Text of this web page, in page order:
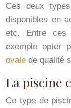
Ces deux
disponibles en
etc. Entre ces
exemple opter
ovale de qualité
La piscine
Ce type de